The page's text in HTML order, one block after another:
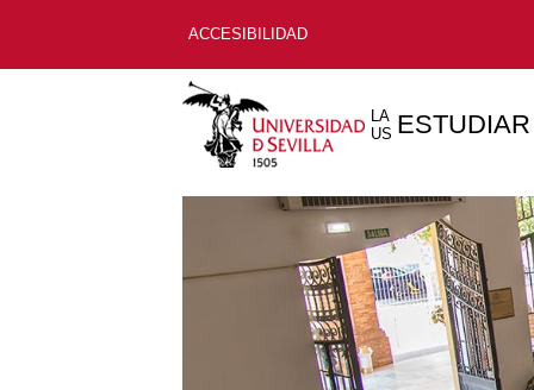
ACCESIBILIDAD
LA
US ESTUDIAR